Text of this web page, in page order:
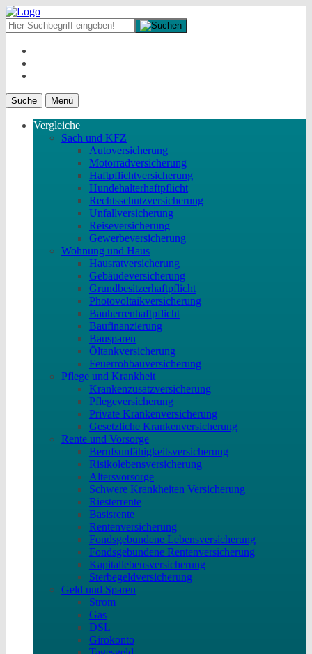
Suche Menü
Vergleiche
Sach und KFZ
Autoversicherung
Motorradversicherung
Haftpflichtversicherung
Hundehalterhaftpflicht
Rechtsschutzversicherung
Unfallversicherung
Reiseversicherung
Gewerbeversicherung
Wohnung und Haus
Hausratversicherung
Gebäudeversicherung
Grundbesitzerhaftpflicht
Photovoltaikversicherung
Bauherrenhaftpflicht
Baufinanzierung
Bausparen
Öltankversicherung
Feuerrohbauversicherung
Pflege und Krankheit
Krankenzusatzversicherung
Pflegeversicherung
Private Krankenversicherung
Gesetzliche Krankenversicherung
Rente und Vorsorge
Berufs­unfähigkeitsversicherung
Risikolebensversicherung
Altersvorsorge
Schwere Krankheiten Versicherung
Riesterrente
Basisrente
Rentenversicherung
Fondsgebundene Lebensversicherung
Fondsgebundene Rentenversicherung
Kapitallebensversicherung
Sterbegeldversicherung
Geld und Sparen
Strom
Gas
DSL
Girokonto